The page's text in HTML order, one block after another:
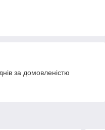
за домовленістю